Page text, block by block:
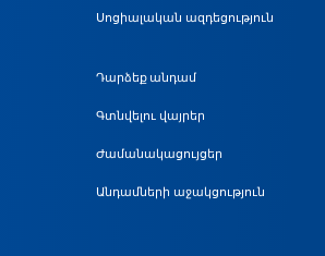
Սոցիալական ազդեցություն
Դարձեք անդամ
Գտնվելու վայրեր
Ժամանակացույցեր
Անդամների աջակցություն